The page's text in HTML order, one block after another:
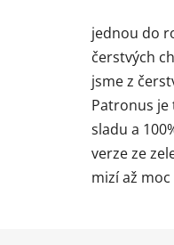
jednou do
čerstvých
jsme z
Patronus je
sladu a
verze ze
mizí až